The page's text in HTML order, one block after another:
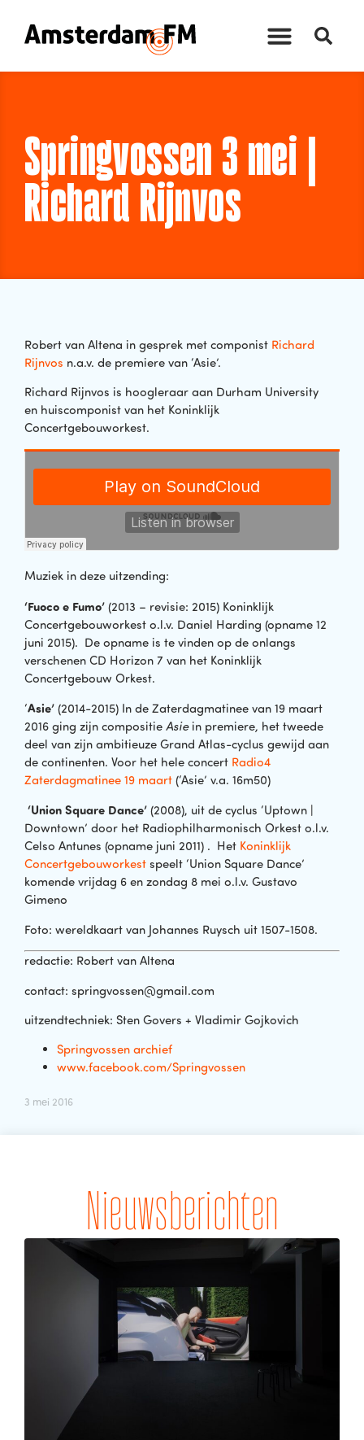
Springvossen 3 mei |
Richard Rijnvos
Robert van Altena in gesprek met componist Richard
Rijnvos n.a.v. de premiere van ‘Asie’.
Richard Rijnvos is hoogleraar aan Durham University
en huiscomponist van het Koninklijk
Concertgebouworkest.
Muziek in deze uitzending:
‘Fuoco e Fumo’ (2013 – revisie: 2015) Koninklijk
Concertgebouworkest o.l.v. Daniel Harding (opname 12
juni 2015). De opname is te vinden op de onlangs
verschenen CD Horizon 7 van het Koninklijk
Concertgebouw Orkest.
‘Asie’ (2014-2015) In de Zaterdagmatinee van 19 maart
2016 ging zijn compositie Asie in premiere, het tweede
deel van zijn ambitieuze Grand Atlas-cyclus gewijd aan
de continenten. Voor het hele concert Radio4
Zaterdagmatinee 19 maart (‘Asie’ v.a. 16m50)
‘Union Square Dance’ (2008), uit de cyclus ‘Uptown |
Downtown’ door het Radiophilharmonisch Orkest o.l.v.
Celso Antunes (opname juni 2011) . Het Koninklijk
Concertgebouworkest speelt ‘Union Square Dance’
komende vrijdag 6 en zondag 8 mei o.l.v. Gustavo
Gimeno
Foto: wereldkaart van Johannes Ruysch uit 1507-1508.
redactie: Robert van Altena
contact: springvossen@gmail.com
uitzendtechniek: Sten Govers + Vladimir Gojkovich
Springvossen archief
www.facebook.com/Springvossen
3 mei 2016
Nieuwsberichten